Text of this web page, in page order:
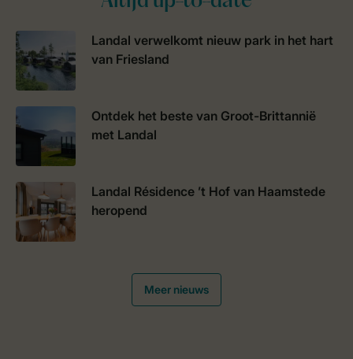
Landal verwelkomt nieuw park in het hart
van Friesland
Ontdek het beste van Groot-Brittannië
met Landal
Landal Résidence ’t Hof van Haamstede
heropend
Meer nieuws